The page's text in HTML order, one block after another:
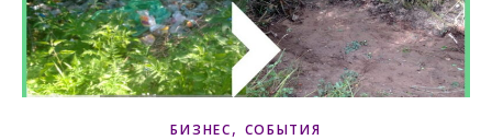
БИЗНЕС, СОБЫТИЯ